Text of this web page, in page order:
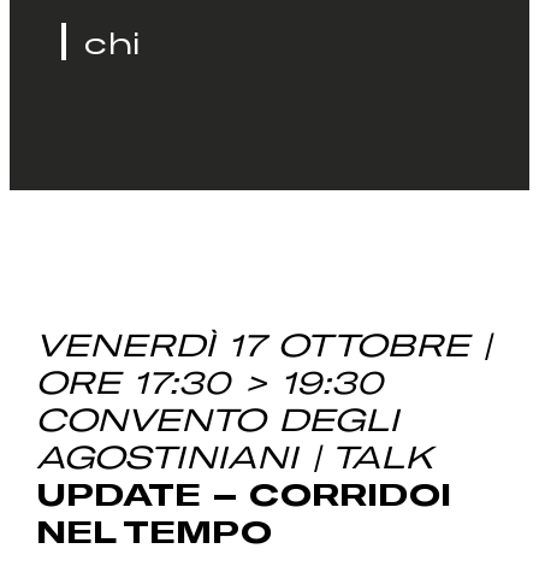
chi
VENERDÌ 17 OTTOBRE |
ORE 17:30 > 19:30
CONVENTO DEGLI
AGOSTINIANI | TALK
UPDATE – CORRIDOI
NEL TEMPO